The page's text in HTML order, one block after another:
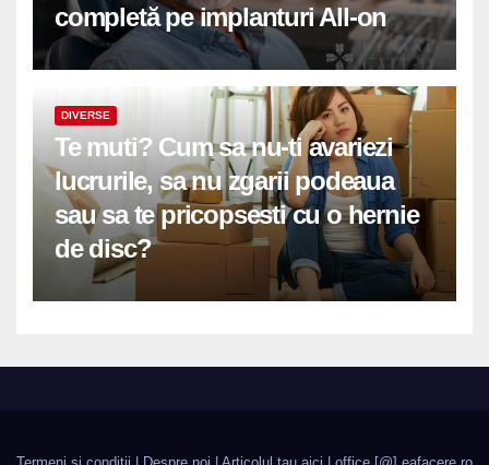
completă pe implanturi All-on
DIVERSE
Te muti? Cum sa nu-ti avariezi
lucrurile, sa nu zgarii podeaua
sau sa te pricopsesti cu o hernie
de disc?